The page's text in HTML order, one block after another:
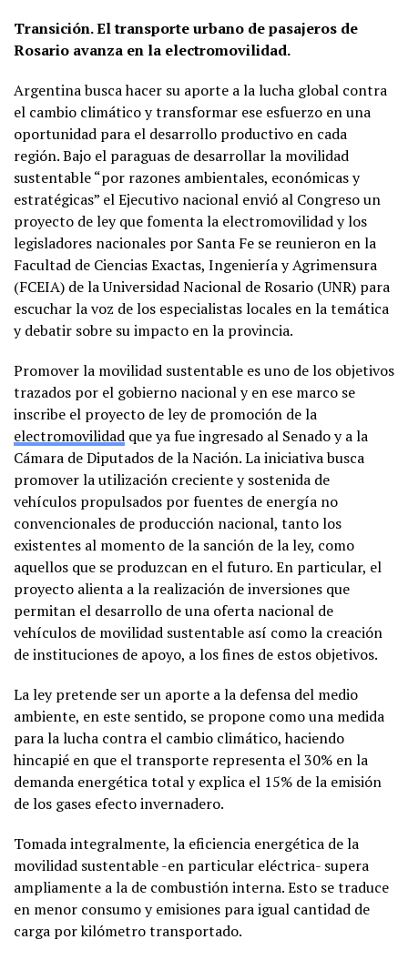
Transición. El transporte urbano de pasajeros de
Rosario avanza en la electromovilidad.
Argentina busca hacer su aporte a la lucha global contra
el cambio climático y transformar ese esfuerzo en una
oportunidad para el desarrollo productivo en cada
región. Bajo el paraguas de desarrollar la movilidad
sustentable “por razones ambientales, económicas y
estratégicas” el Ejecutivo nacional envió al Congreso un
proyecto de ley que fomenta la electromovilidad y los
legisladores nacionales por Santa Fe se reunieron en la
Facultad de Ciencias Exactas, Ingeniería y Agrimensura
(FCEIA) de la Universidad Nacional de Rosario (UNR) para
escuchar la voz de los especialistas locales en la temática
y debatir sobre su impacto en la provincia.
Promover la movilidad sustentable es uno de los objetivos
trazados por el gobierno nacional y en ese marco se
inscribe el proyecto de ley de promoción de la
electromovilidad que ya fue ingresado al Senado y a la
Cámara de Diputados de la Nación. La iniciativa busca
promover la utilización creciente y sostenida de
vehículos propulsados por fuentes de energía no
convencionales de producción nacional, tanto los
existentes al momento de la sanción de la ley, como
aquellos que se produzcan en el futuro. En particular, el
proyecto alienta a la realización de inversiones que
permitan el desarrollo de una oferta nacional de
vehículos de movilidad sustentable así como la creación
de instituciones de apoyo, a los fines de estos objetivos.
La ley pretende ser un aporte a la defensa del medio
ambiente, en este sentido, se propone como una medida
para la lucha contra el cambio climático, haciendo
hincapié en que el transporte representa el 30% en la
demanda energética total y explica el 15% de la emisión
de los gases efecto invernadero.
Tomada integralmente, la eficiencia energética de la
movilidad sustentable -en particular eléctrica- supera
ampliamente a la de combustión interna. Esto se traduce
en menor consumo y emisiones para igual cantidad de
carga por kilómetro transportado.